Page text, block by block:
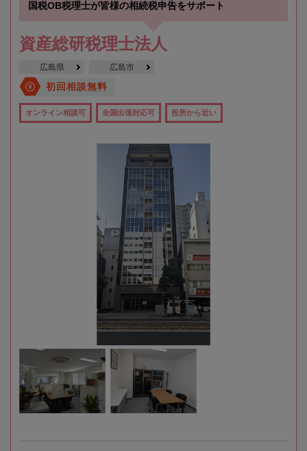
国税OB税理士が皆様の相続税申告をサポート
資産総研税理士法人
広島県 広島市
初回相談無料
オンライン相談可 全国出張対応可 役所から近い